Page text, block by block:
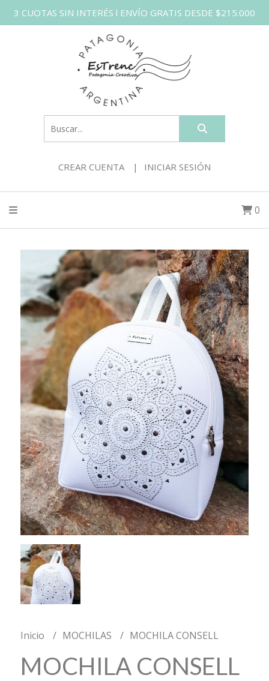
3 CUOTAS SIN INTERÉS l ENVÍO GRATIS DESDE $215.000
CREAR CUENTA INICIAR SESIÓN
0
Inicio MOCHILAS MOCHILA CONSELL
MOCHILA CONSELL